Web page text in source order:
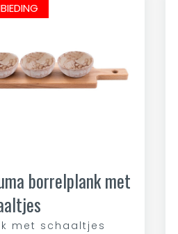
borrelplank met
met schaaltjes